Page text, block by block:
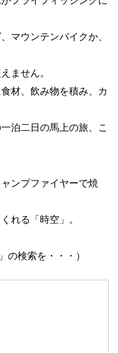
マウンテンバイクか、
ません。
材、飲み物を積み、カ
泊二日の馬上の旅、こ
ンプファイヤーで焼
れる「時空」。
の検索を・・・）